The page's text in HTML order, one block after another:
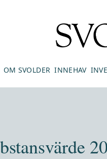
OM SVOLDER INNEHAV